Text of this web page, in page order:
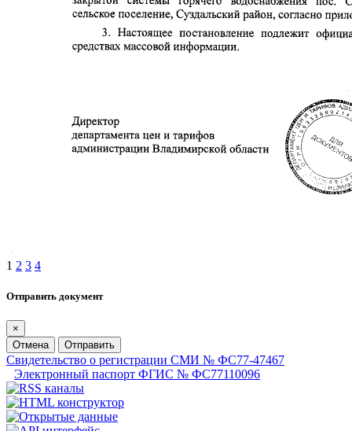
1 2 3 4
Отправить документ
×
Отмена
Отправить
Свидетельство о регистрации СМИ № ФС77-47467
Электронный паспорт ФГИС № ФС77110096